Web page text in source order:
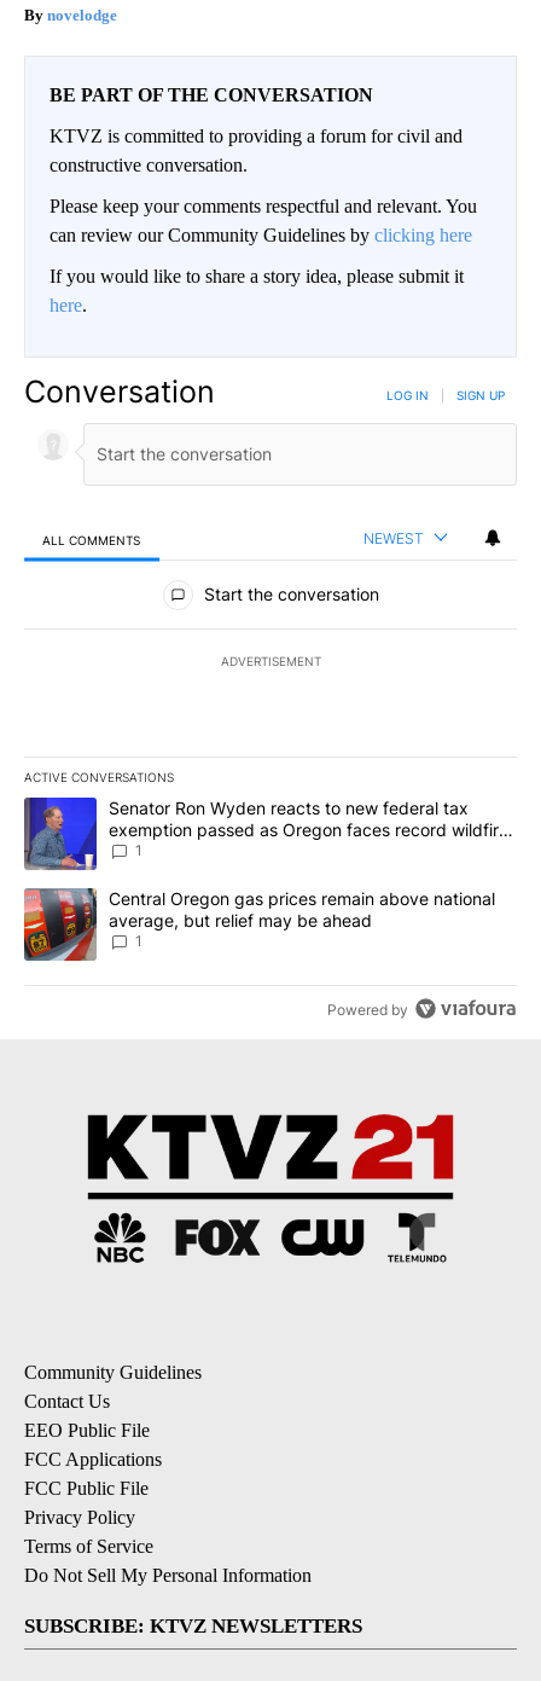
novelodge
BE PART OF THE CONVERSATION
KTVZ is committed to providing a forum for civil and
constructive conversation.
Please keep your comments respectful and relevant. You
can review our Community Guidelines by clicking here
If you would like to share a story idea, please submit it
here.
Conversation LOG IN SIGN UP
ALL COMMENTS NEWEST
All Comments
Start the conversation
ADVERTISEMENT
ACTIVE CONVERSATIONS
The following is a list of the most commented articles in the last
A trending article titled "Senator Ron Wyden reacts to new
Senator Ron Wyden reacts to new federal tax
exemption passed as Oregon faces record wildfire
season
1
A trending article titled "Central Oregon gas prices remain
Central Oregon gas prices remain above national
average, but relief may be ahead
1
Powered by
Community Guidelines
Contact Us
EEO Public File
FCC Applications
FCC Public File
Privacy Policy
Terms of Service
Do Not Sell My Personal Information
SUBSCRIBE: KTVZ NEWSLETTERS